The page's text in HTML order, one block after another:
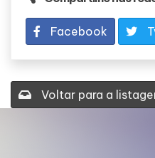
Facebook
Voltar para a